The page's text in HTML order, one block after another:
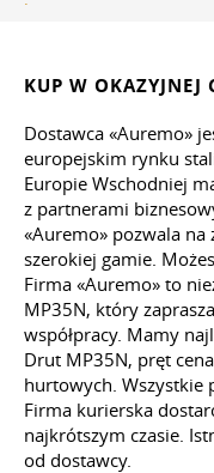
KUP W OKAZYJNEJ
Dostawca «Auremo»
europejskim rynku
Europie Wschodniej
z partnerami
«Auremo» pozwala
szerokiej gamie.
Firma «Auremo» to
MP35N, który
współpracy. Mamy
Drut MP35N, pręt
hurtowych. Wszystkie
Firma kurierska
najkrótszym czasie.
od dostawcy.